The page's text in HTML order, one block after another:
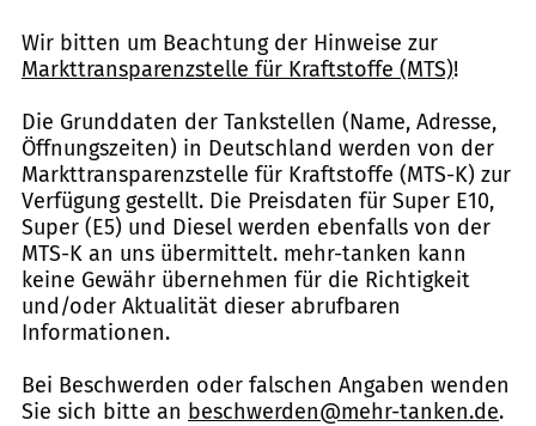
Wir bitten um Beachtung der Hinweise zur
Markttransparenzstelle für Kraftstoffe (MTS)!
Die Grunddaten der Tankstellen (Name, Adresse,
Öffnungszeiten) in Deutschland werden von der
Markttransparenzstelle für Kraftstoffe (MTS-K) zur
Verfügung gestellt. Die Preisdaten für Super E10,
Super (E5) und Diesel werden ebenfalls von der
MTS-K an uns übermittelt. mehr-tanken kann
keine Gewähr übernehmen für die Richtigkeit
und/oder Aktualität dieser abrufbaren
Informationen.
Bei Beschwerden oder falschen Angaben wenden
Sie sich bitte an beschwerden@mehr-tanken.de.